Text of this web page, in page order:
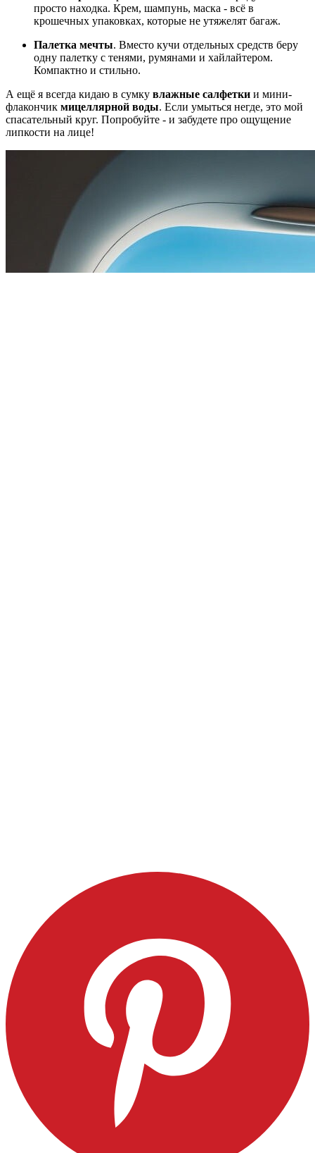
просто находка. Крем, шампунь, маска - всё в
крошечных упаковках, которые не утяжелят багаж.
Палетка мечты. Вместо кучи отдельных средств беру
одну палетку с тенями, румянами и хайлайтером.
Компактно и стильно.
А ещё я всегда кидаю в сумку влажные салфетки и мини-
флакончик мицеллярной воды. Если умыться негде, это мой
спасательный круг. Попробуйте - и забудете про ощущение
липкости на лице!